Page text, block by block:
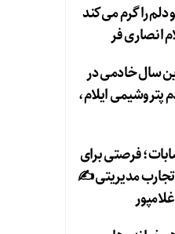
دلم را گرم می‌کند
انصاری فر
سال خادمی در
پتروشیمی ایلام،
فرصتی برای
مدیریتی ✍